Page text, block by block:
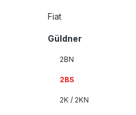
Fiat
Güldner
2BN
2BS
2K / 2KN